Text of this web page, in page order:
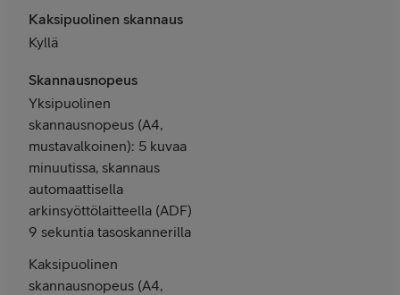
Kaksipuolinen skannaus
Kyllä
Skannausnopeus
Yksipuolinen
skannausnopeus (A4,
mustavalkoinen): 5 kuvaa
minuutissa, skannaus
automaattisella
arkinsyöttölaitteella (ADF)
9 sekuntia tasoskannerilla
Kaksipuolinen
skannausnopeus (A4,